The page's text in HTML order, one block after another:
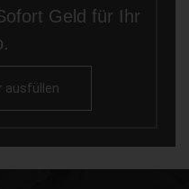
Geld für Ihr
ausfüllen